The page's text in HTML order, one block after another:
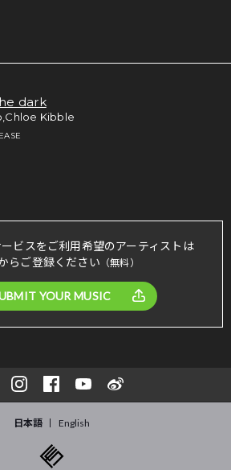
dark
Kibble
ビスをご利用希望のアーティストは
らご登録ください （無料）
YOUR MUSIC
日本語 English